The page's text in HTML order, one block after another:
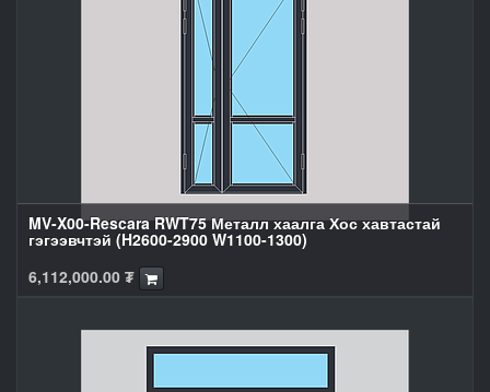
MV-X00-Rescara RWT75 Металл хаалга Хос хавтастай
гэгээвчтэй (H2600-2900 W1100-1300)
6,112,000.00 ₮